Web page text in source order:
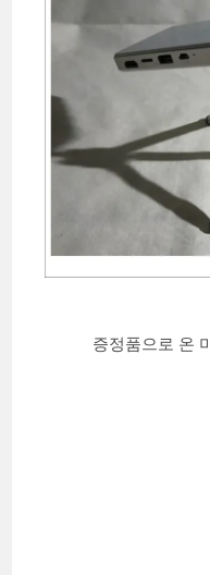
증정품으로 온